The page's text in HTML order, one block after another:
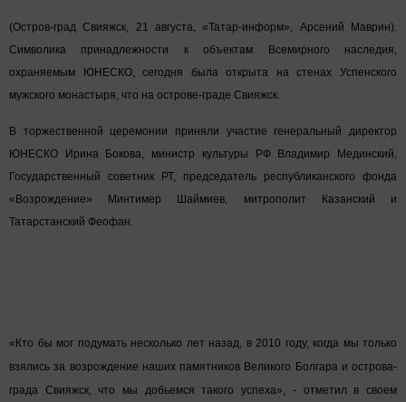
(Остров-град Свияжск, 21 августа, «Татар-информ», Арсений Маврин).
Символика принадлежности к объектам Всемирного наследия,
охраняемым ЮНЕСКО, сегодня была открыта на стенах Успенского
мужского монастыря, что на острове-граде Свияжск.
В торжественной церемонии приняли участие генеральный директор
ЮНЕСКО Ирина Бокова, министр культуры РФ Владимир Мединский,
Государственный советник РТ, председатель республиканского фонда
«Возрождение» Минтимер Шаймиев, митрополит Казанский и
Татарстанский Феофан.
«Кто бы мог подумать несколько лет назад, в 2010 году, когда мы только
взялись за возрождение наших памятников Великого Болгара и острова-
града Свияжск, что мы добьемся такого успеха», - отметил в своем